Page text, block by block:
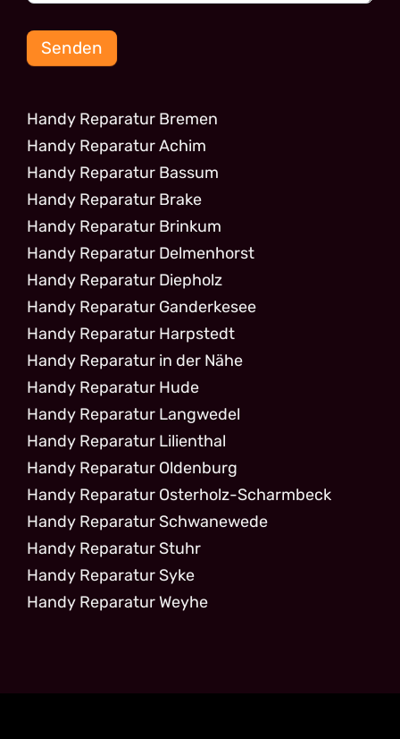
Senden
Handy Reparatur Bremen
Handy Reparatur Achim
Handy Reparatur Bassum
Handy Reparatur Brake
Handy Reparatur Brinkum
Handy Reparatur Delmenhorst
Handy Reparatur Diepholz
Handy Reparatur Ganderkesee
Handy Reparatur Harpstedt
Handy Reparatur in der Nähe
Handy Reparatur Hude
Handy Reparatur Langwedel
Handy Reparatur Lilienthal
Handy Reparatur Oldenburg
Handy Reparatur Osterholz-Scharmbeck
Handy Reparatur Schwanewede
Handy Reparatur Stuhr
Handy Reparatur Syke
Handy Reparatur Weyhe